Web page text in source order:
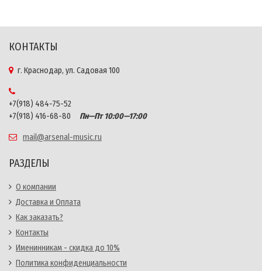
КОНТАКТЫ
г. Краснодар, ул. Садовая 100
+7(918) 484-75-52
+7(918) 416-68-80
Пн—Пт 10:00—17:00
mail@arsenal-music.ru
РАЗДЕЛЫ
О компании
Доставка и Оплата
Как заказать?
Контакты
Именинникам - скидка до 10%
Политика конфиденциальности